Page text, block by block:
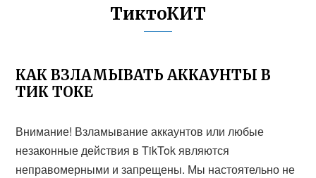
ТиктоКИТ
КАК ВЗЛАМЫВАТЬ АККАУНТЫ В
ТИК ТОКЕ
Внимание! Взламывание аккаунтов или любые
незаконные действия в TikTok являются
неправомерными и запрещены. Мы настоятельно не